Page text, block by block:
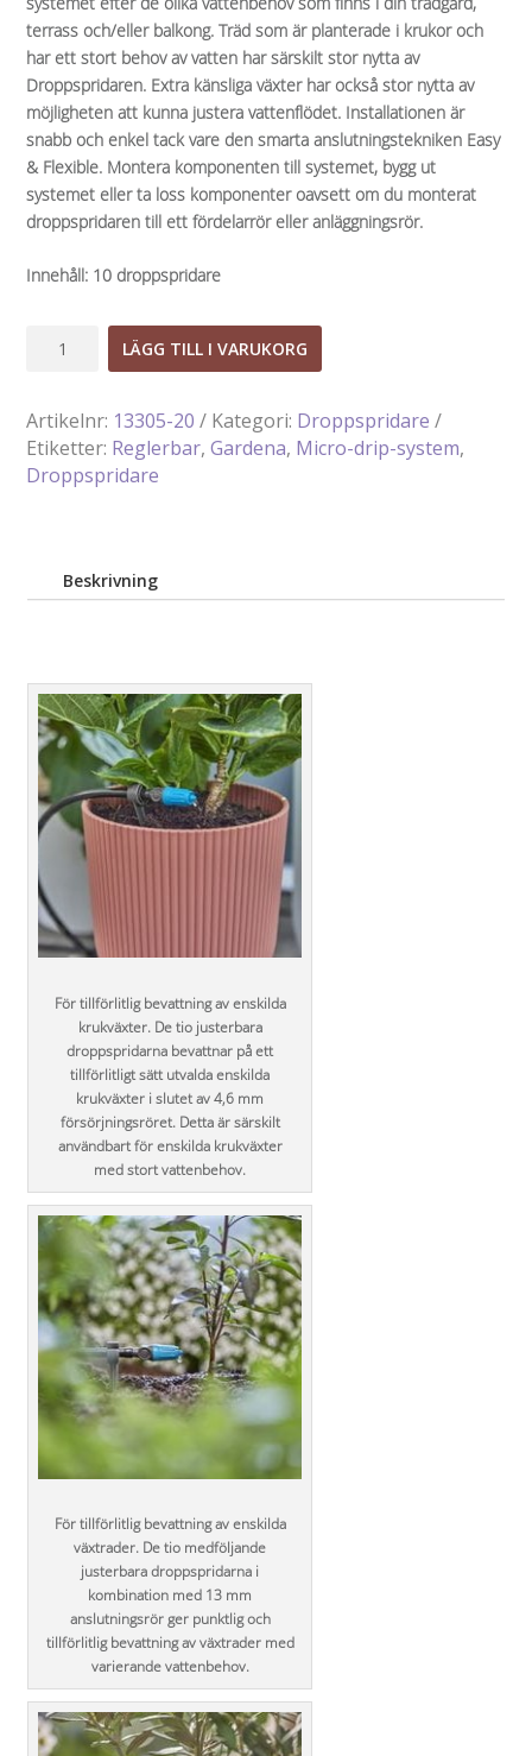
terrass och/eller balkong. Träd som är planterade i krukor och
har ett stort behov av vatten har särskilt stor nytta av
Droppspridaren. Extra känsliga växter har också stor nytta av
möjligheten att kunna justera vattenflödet. Installationen är
snabb och enkel tack vare den smarta anslutningstekniken Easy
& Flexible. Montera komponenten till systemet, bygg ut
systemet eller ta loss komponenter oavsett om du monterat
droppspridaren till ett fördelarrör eller anläggningsrör.
Innehåll: 10 droppspridare
Reglerbar
droppspridare
LÄGG TILL I VARUKORG
Artikelnr: 13305-20 Kategori: Droppspridare
Etiketter: Reglerbar,Gardena, Micro-drip-system,
Droppspridare
Beskrivning
För tillförlitlig bevattning av enskilda
krukväxter. De tio justerbara
droppspridarna bevattnar på ett
tillförlitligt sätt utvalda enskilda
krukväxter i slutet av 4,6 mm
försörjningsröret. Detta är särskilt
användbart för enskilda krukväxter
med stort vattenbehov.
För tillförlitlig bevattning av enskilda
växtrader. De tio medföljande
justerbara droppspridarna i
kombination med 13 mm
anslutningsrör ger punktlig och
tillförlitlig bevattning av växtrader med
varierande vattenbehov.